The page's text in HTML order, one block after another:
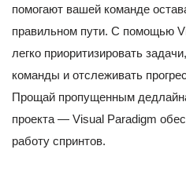
помогают вашей команде
правильном пути. С помощью
легко приоритизировать
команды и отслеживать
Прощай пропущенным
проекта — Visual Paradigm
работу спринтов.